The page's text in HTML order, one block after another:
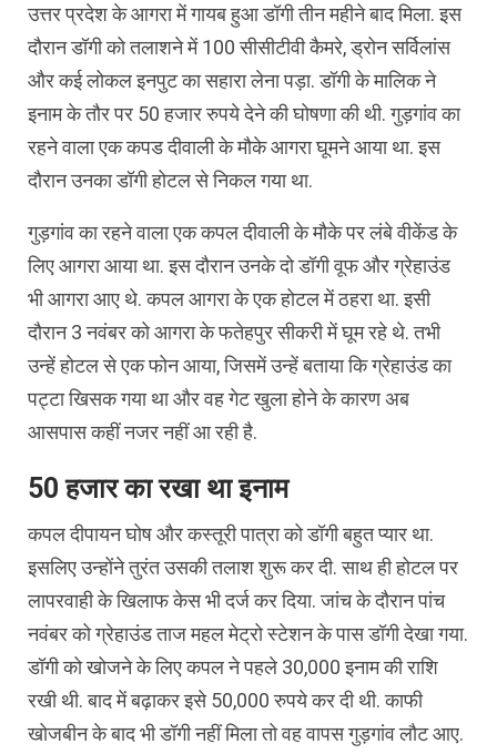
उत्तर प्रदेश के आगरा में गायब हुआ डॉगी तीन महीने बाद मिला. इस
दौरान डॉगी को तलाशने में 100 सीसीटीवी कैमरे, ड्रोन सर्विलांस
और कई लोकल इनपुट का सहारा लेना पड़ा. डॉगी के मालिक ने
इनाम के तौर पर 50 हजार रुपये देने की घोषणा की थी. गुड़गांव का
रहने वाला एक कपड दीवाली के मौके आगरा घूमने आया था. इस
दौरान उनका डॉगी होटल से निकल गया था.
गुड़गांव का रहने वाला एक कपल दीवाली के मौके पर लंबे वीकेंड के
लिए आगरा आया था. इस दौरान उनके दो डॉगी वूफ और ग्रेहाउंड
भी आगरा आए थे. कपल आगरा के एक होटल में ठहरा था. इसी
दौरान 3 नवंबर को आगरा के फतेहपुर सीकरी में घूम रहे थे. तभी
उन्हें होटल से एक फोन आया, जिसमें उन्हें बताया कि ग्रेहाउंड का
पट्टा खिसक गया था और वह गेट खुला होने के कारण अब
आसपास कहीं नजर नहीं आ रही है.
50 हजार का रखा था इनाम
कपल दीपायन घोष और कस्तूरी पात्रा को डॉगी बहुत प्यार था.
इसलिए उन्होंने तुरंत उसकी तलाश शुरू कर दी. साथ ही होटल पर
लापरवाही के खिलाफ केस भी दर्ज कर दिया. जांच के दौरान पांच
नवंबर को ग्रेहाउंड ताज महल मेट्रो स्टेशन के पास डॉगी देखा गया.
डॉगी को खोजने के लिए कपल ने पहले 30,000 इनाम की राशि
रखी थी. बाद में बढ़ाकर इसे 50,000 रुपये कर दी थी. काफी
खोजबीन के बाद भी डॉगी नहीं मिला तो वह वापस गुड़गांव लौट आए.